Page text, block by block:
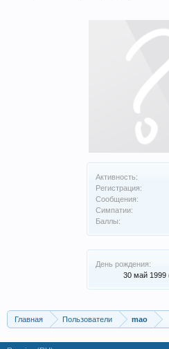
Активность:
Регистрация:
Сообщения:
Симпатии:
Баллы:
День рождения:
30 май 1999
Главная Пользователи mao